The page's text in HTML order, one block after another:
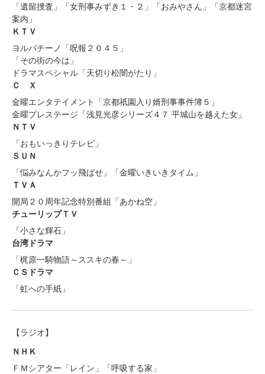
「遺留捜査」「女刑事みずき１・２」「おみやさん」「京都迷宮
案内」
ＫＴＶ
ヨルパチーノ「呪報２０４５」
「その街の今は」
ドラマスペシャル「天切り松闇がたり」
Ｃ Ｘ
金曜エンタテイメント「京都祇園入り婿刑事事件簿５」
金曜プレステージ「浅見光彦シリーズ４７ 平城山を越えた女」
ＮＴＶ
「おもいっきりテレビ」
ＳＵＮ
「悩みなんかフッ飛ばせ」「金曜いきいきタイム」
ＴＶＡ
開局２０周年記念特別番組「あかね空」
チューリップＴＶ
「小さな輝石」
台湾ドラマ
「梶原一騎物語～ススキの春～」
ＣＳドラマ
「虹への手紙」
【ラジオ】
ＮＨＫ
ＦＭシアター「レイン」「呼吸する家」